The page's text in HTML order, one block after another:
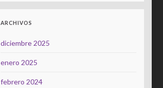
ARCHIVOS
diciembre 2025
enero 2025
febrero 2024